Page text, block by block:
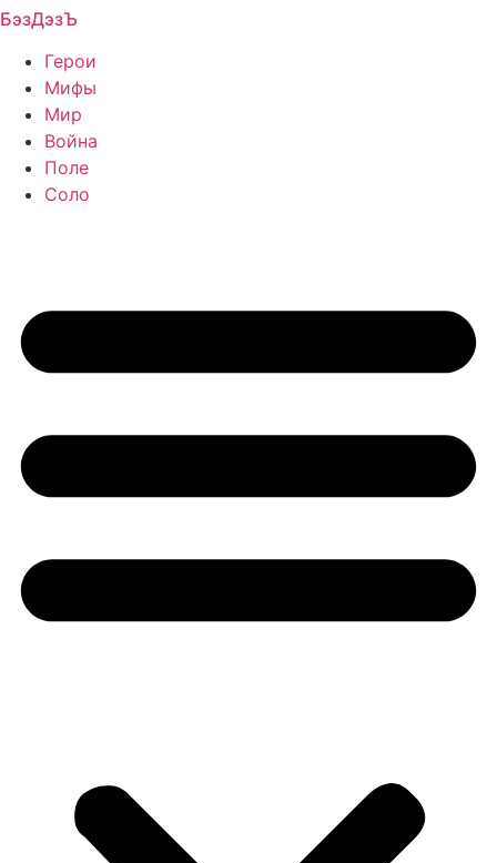
Перейти
содержимому
БэзДэзЪ
Герои
Мифы
Мир
Война
Поле
Соло